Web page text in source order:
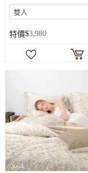
特價$3,980